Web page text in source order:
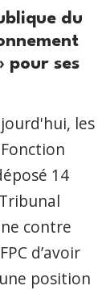
du
pour ses
les
14
contre
d’avoir
position